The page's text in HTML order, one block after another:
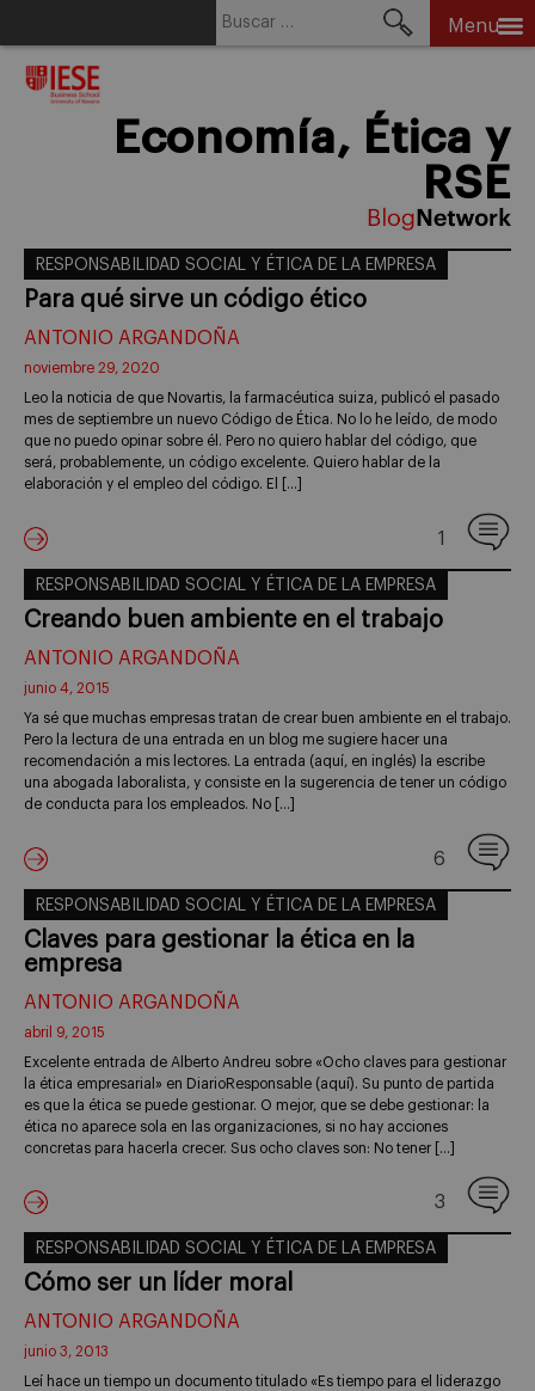
Menu
Economía, Ética y
RSE
RESPONSABILIDAD SOCIAL Y ÉTICA DE LA EMPRESA
Para qué sirve un código ético
ANTONIO ARGANDOÑA
noviembre 29, 2020
Leo la noticia de que Novartis, la farmacéutica suiza, publicó el pasado
mes de septiembre un nuevo Código de Ética. No lo he leído, de modo
que no puedo opinar sobre él. Pero no quiero hablar del código, que
será, probablemente, un código excelente. Quiero hablar de la
elaboración y el empleo del código. El […]
1
RESPONSABILIDAD SOCIAL Y ÉTICA DE LA EMPRESA
Creando buen ambiente en el trabajo
ANTONIO ARGANDOÑA
junio 4, 2015
Ya sé que muchas empresas tratan de crear buen ambiente en el trabajo.
Pero la lectura de una entrada en un blog me sugiere hacer una
recomendación a mis lectores. La entrada (aquí, en inglés) la escribe
una abogada laboralista, y consiste en la sugerencia de tener un código
de conducta para los empleados. No […]
6
RESPONSABILIDAD SOCIAL Y ÉTICA DE LA EMPRESA
Claves para gestionar la ética en la
empresa
ANTONIO ARGANDOÑA
abril 9, 2015
Excelente entrada de Alberto Andreu sobre «Ocho claves para gestionar
la ética empresarial» en DiarioResponsable (aquí). Su punto de partida
es que la ética se puede gestionar. O mejor, que se debe gestionar: la
ética no aparece sola en las organizaciones, si no hay acciones
concretas para hacerla crecer. Sus ocho claves son: No tener […]
3
RESPONSABILIDAD SOCIAL Y ÉTICA DE LA EMPRESA
Cómo ser un líder moral
ANTONIO ARGANDOÑA
junio 3, 2013
Leí hace un tiempo un documento titulado «Es tiempo para el liderazgo